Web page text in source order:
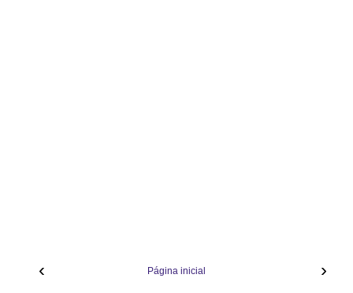
‹ ›
Página inicial